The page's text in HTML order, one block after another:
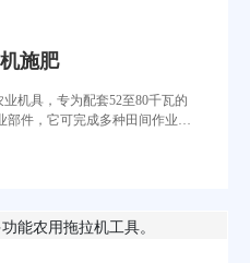
施肥
机具，专为配套52至80千瓦的
部件，它可完成多种田间作业，